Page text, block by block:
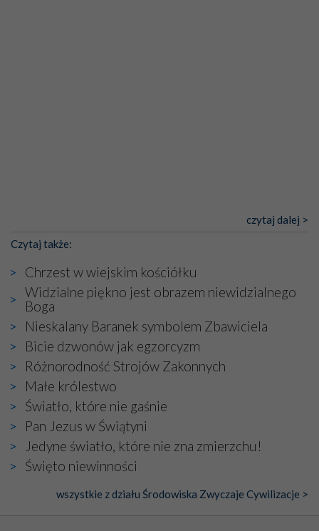
czytaj dalej >
Czytaj także:
Chrzest w wiejskim kościółku
Widzialne piękno jest obrazem niewidzialnego
Boga
Nieskalany Baranek symbolem Zbawiciela
Bicie dzwonów jak egzorcyzm
Różnorodność Strojów Zakonnych
Małe królestwo
Światło, które nie gaśnie
Pan Jezus w Świątyni
Jedyne światło, które nie zna zmierzchu!
Święto niewinności
wszystkie z działu Środowiska Zwyczaje Cywilizacje >